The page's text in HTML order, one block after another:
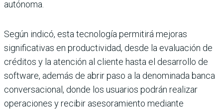
autónoma.
Según indicó, esta tecnología permitirá mejoras
significativas en productividad, desde la evaluación de
créditos y la atención al cliente hasta el desarrollo de
software, además de abrir paso a la denominada banca
conversacional, donde los usuarios podrán realizar
operaciones y recibir asesoramiento mediante